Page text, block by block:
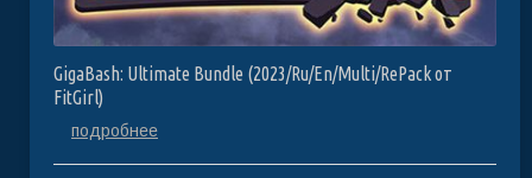
GigaBash: Ultimate Bundle (2023/Ru/En/Multi/RePack от
FitGirl)
подробнее